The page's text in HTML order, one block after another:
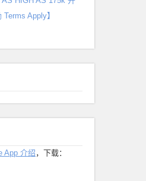
Terms Apply】
App 介绍 ，下载：